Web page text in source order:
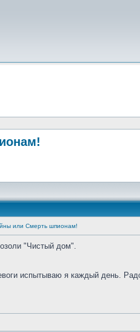
или Смерть шпионам!
"Чистый дом".
испытываю я каждый день.